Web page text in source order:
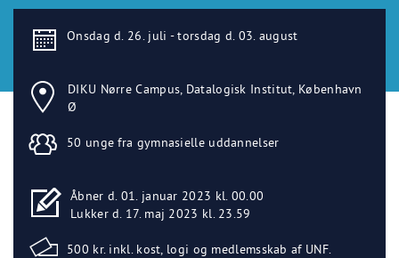
Onsdag d. 26. juli - torsdag d. 03. august
DIKU Nørre Campus, Datalogisk Institut, København
Ø
50 unge fra gymnasielle uddannelser
Åbner d. 01. januar 2023 kl. 00.00
Lukker d. 17. maj 2023 kl. 23.59
500 kr. inkl. kost, logi og medlemsskab af UNF.